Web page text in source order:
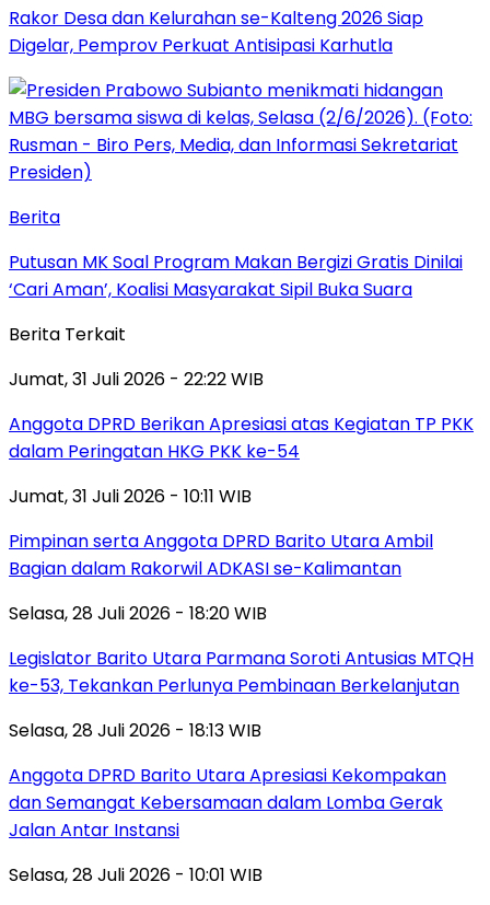
Rakor Desa dan Kelurahan se-Kalteng 2026 Siap
Digelar, Pemprov Perkuat Antisipasi Karhutla
Berita
Putusan MK Soal Program Makan Bergizi Gratis Dinilai
‘Cari Aman’, Koalisi Masyarakat Sipil Buka Suara
Berita Terkait
Jumat, 31 Juli 2026 - 22:22 WIB
Anggota DPRD Berikan Apresiasi atas Kegiatan TP PKK
dalam Peringatan HKG PKK ke-54
Jumat, 31 Juli 2026 - 10:11 WIB
Pimpinan serta Anggota DPRD Barito Utara Ambil
Bagian dalam Rakorwil ADKASI se-Kalimantan
Selasa, 28 Juli 2026 - 18:20 WIB
Legislator Barito Utara Parmana Soroti Antusias MTQH
ke-53, Tekankan Perlunya Pembinaan Berkelanjutan
Selasa, 28 Juli 2026 - 18:13 WIB
Anggota DPRD Barito Utara Apresiasi Kekompakan
dan Semangat Kebersamaan dalam Lomba Gerak
Jalan Antar Instansi
Selasa, 28 Juli 2026 - 10:01 WIB